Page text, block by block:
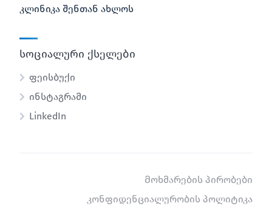
კლინიკა შენთან ახლოს
სოციალური ქსელები
ფეისბუქი
ინსტაგრამი
LinkedIn
Მოხმარების პირობები
კონფიდენციალურობის პოლიტიკა